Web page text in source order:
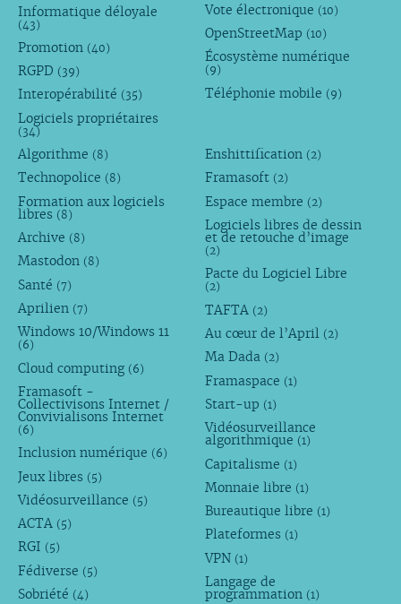
Informatique déloyale
(43)
Promotion (40)
RGPD (39)
Interopérabilité (35)
Logiciels propriétaires
(34)
Vote électronique (10)
OpenStreetMap (10)
Écosystème numérique
(9)
Téléphonie mobile (9)
Algorithme (8)
Technopolice (8)
Formation aux logiciels
libres (8)
Archive (8)
Mastodon (8)
Santé (7)
Aprilien (7)
Windows 10/Windows 11
(6)
Cloud computing (6)
Framasoft -
Collectivisons Internet /
Convivialisons Internet
(6)
Inclusion numérique (6)
Jeux libres (5)
Vidéosurveillance (5)
ACTA (5)
RGI (5)
Fédiverse (5)
Sobriété (4)
Enshittification (2)
Framasoft (2)
Espace membre (2)
Logiciels libres de dessin
et de retouche d’image
(2)
Pacte du Logiciel Libre
(2)
TAFTA (2)
Au cœur de l’April (2)
Ma Dada (2)
Framaspace (1)
Start-up (1)
Vidéosurveillance
algorithmique (1)
Capitalisme (1)
Monnaie libre (1)
Bureautique libre (1)
Plateformes (1)
VPN (1)
Langage de
programmation (1)